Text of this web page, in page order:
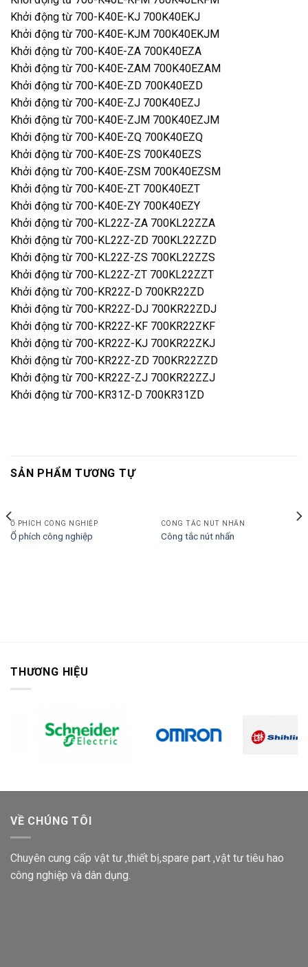
Khởi động từ 700-K40E-KJ 700K40EKJ
Khởi động từ 700-K40E-KJM 700K40EKJM
Khởi động từ 700-K40E-ZA 700K40EZA
Khởi động từ 700-K40E-ZAM 700K40EZAM
Khởi động từ 700-K40E-ZD 700K40EZD
Khởi động từ 700-K40E-ZJ 700K40EZJ
Khởi động từ 700-K40E-ZJM 700K40EZJM
Khởi động từ 700-K40E-ZQ 700K40EZQ
Khởi động từ 700-K40E-ZS 700K40EZS
Khởi động từ 700-K40E-ZSM 700K40EZSM
Khởi động từ 700-K40E-ZT 700K40EZT
Khởi động từ 700-K40E-ZY 700K40EZY
Khởi động từ 700-KL22Z-ZA 700KL22ZZA
Khởi động từ 700-KL22Z-ZD 700KL22ZZD
Khởi động từ 700-KL22Z-ZS 700KL22ZZS
Khởi động từ 700-KL22Z-ZT 700KL22ZZT
Khởi động từ 700-KR22Z-D 700KR22ZD
Khởi động từ 700-KR22Z-DJ 700KR22ZDJ
Khởi động từ 700-KR22Z-KF 700KR22ZKF
Khởi động từ 700-KR22Z-KJ 700KR22ZKJ
Khởi động từ 700-KR22Z-ZD 700KR22ZZD
Khởi động từ 700-KR22Z-ZJ 700KR22ZZJ
Khởi động từ 700-KR31Z-D 700KR31ZD
SẢN PHẨM TƯƠNG TỰ
Ổ PHÍCH CÔNG NGHIỆP
Ổ phích công nghiệp
CÔNG TẮC NÚT NHẤN
Công tắc nút nhấn
THƯƠNG HIỆU
VỀ CHÚNG TÔI
Chuyên cung cấp vật tư ,thiết bị,spare part ,vật tư tiêu hao
công nghiệp và dân dụng.